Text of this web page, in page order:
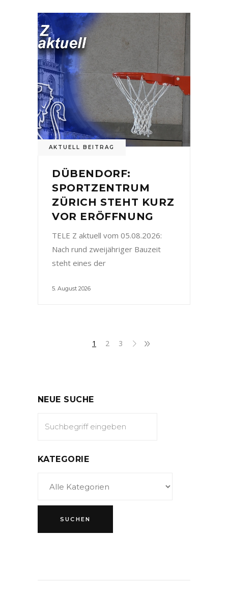
AKTUELL BEITRAG
DÜBENDORF:
SPORTZENTRUM
ZÜRICH STEHT KURZ
VOR ERÖFFNUNG
TELE Z aktuell vom 05.08.2026:
Nach rund zweijähriger Bauzeit
steht eines der
5. August 2026
1 2 3
NEUE SUCHE
KATEGORIE